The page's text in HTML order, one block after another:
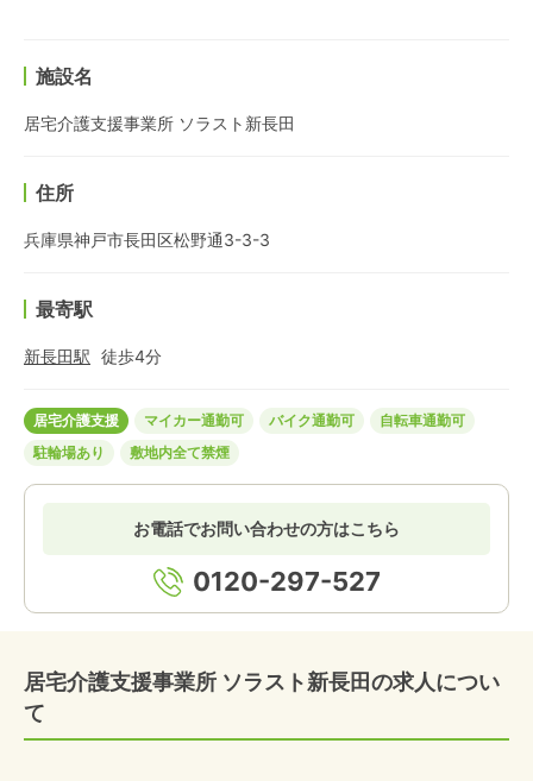
施設名
居宅介護支援事業所 ソラスト新長田
住所
兵庫県神戸市長田区松野通3-3-3
最寄駅
新長田駅 徒歩4分
居宅介護支援 マイカー通勤可 バイク通勤可
自転車通勤可
駐輪場あり
敷地内全て禁煙
お電話でお問い合わせの方はこちら
0120-297-527
居宅介護支援事業所 ソラスト新長田の求人につい
て